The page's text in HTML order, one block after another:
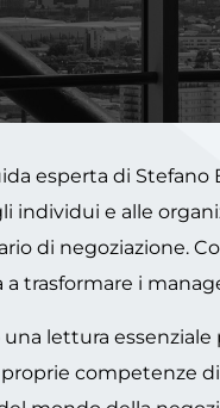
esperta di
individui e alle
di negoziazione.
trasformare i
lettura
competenze